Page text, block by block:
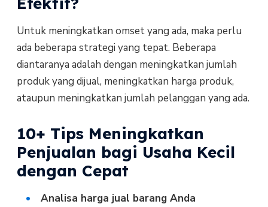
Untuk meningkatkan omset yang ada, maka perlu
ada beberapa strategi yang tepat. Beberapa
diantaranya adalah dengan meningkatkan jumlah
produk yang dijual, meningkatkan harga produk,
ataupun meningkatkan jumlah pelanggan yang ada.
10+ Tips Meningkatkan
Penjualan bagi Usaha Kecil
dengan Cepat
Analisa harga jual barang Anda